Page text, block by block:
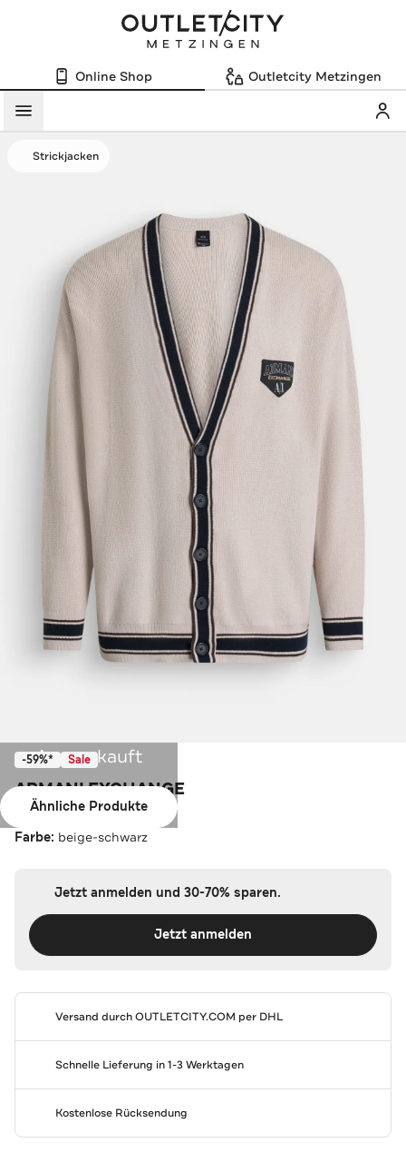
Online Shop Outletcity Metzingen
Menü
Strickjacken
Ausverkauft
Ähnliche Produkte
-59%* Sale
ARMANI EXCHANGE
Strickjacke zweifarbig
Farbe: beige-schwarz
Jetzt anmelden und 30-70% sparen.
Jetzt anmelden
Versand durchOUTLETCITY.COM per DHL
Schnelle Lieferung in 1-3 Werktagen
Kostenlose Rücksendung